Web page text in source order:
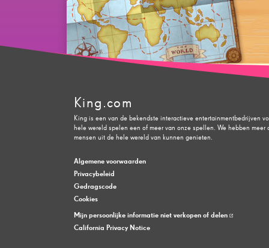
King.com
King is een van de bekendste interactieve entertainmentbedrijven
hele wereld spelen een of meer van onze spellen. We hebben
mensen uit de hele wereld van kunnen genieten.
Algemene voorwaarden
Privacybeleid
Gedragscode
Cookies
Mijn persoonlijke informatie niet verkopen of delen
California Privacy Notice